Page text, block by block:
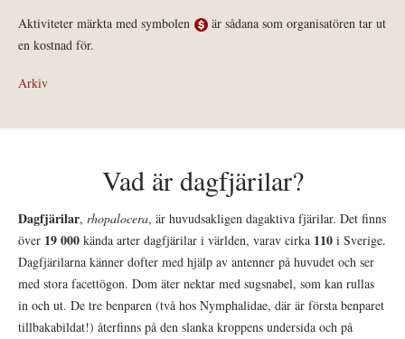
Aktiviteter märkta med symbolen
är sådana som organisatören tar ut
en kostnad för.
Arkiv
Vad är dagfjärilar?
Dagfjärilar, rhopalocera, är huvudsakligen dagaktiva fjärilar. Det finns
över 19 000 kända arter dagfjärilar i världen, varav cirka 110 i Sverige.
Dagfjärilarna känner dofter med hjälp av antenner på huvudet och ser
med stora facettögon. Dom äter nektar med sugsnabel, som kan rullas
in och ut. De tre benparen (två hos Nymphalidae, där är första benparet
tillbakabildat!) återfinns på den slanka kroppens undersida och på